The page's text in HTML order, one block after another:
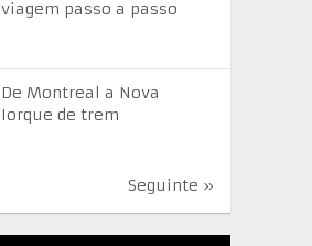
viagem passo a passo
De Montreal a Nova
Iorque de trem
Seguinte »